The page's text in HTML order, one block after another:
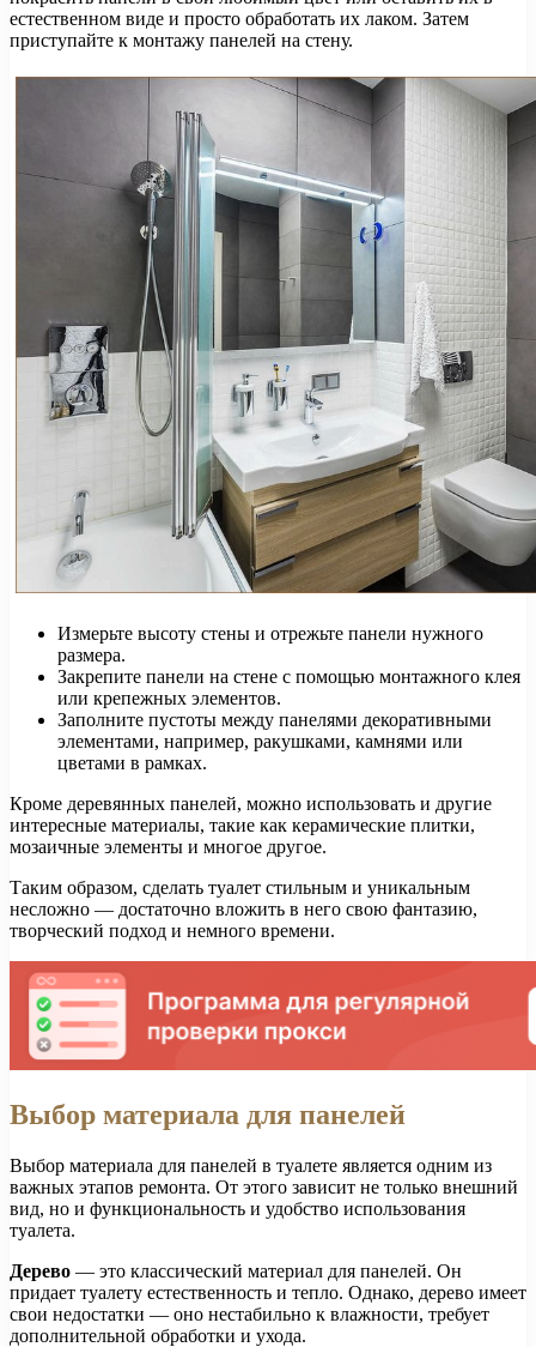
естественном виде и просто обработать их лаком. Затем
приступайте к монтажу панелей на стену.
Измерьте высоту стены и отрежьте панели нужного
размера.
Закрепите панели на стене с помощью монтажного клея
или крепежных элементов.
Заполните пустоты между панелями декоративными
элементами, например, ракушками, камнями или
цветами в рамках.
Кроме деревянных панелей, можно использовать и другие
интересные материалы, такие как керамические плитки,
мозаичные элементы и многое другое.
Таким образом, сделать туалет стильным и уникальным
несложно — достаточно вложить в него свою фантазию,
творческий подход и немного времени.
Выбор материала для панелей
Выбор материала для панелей в туалете является одним из
важных этапов ремонта. От этого зависит не только внешний
вид, но и функциональность и удобство использования
туалета.
Дерево — это классический материал для панелей. Он
придает туалету естественность и тепло. Однако, дерево имеет
свои недостатки — оно нестабильно к влажности, требует
дополнительной обработки и ухода.